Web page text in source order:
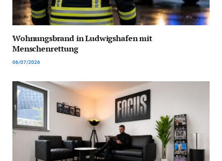
Wohnungsbrand in Ludwigshafen mit
Menschenrettung
06/07/2026